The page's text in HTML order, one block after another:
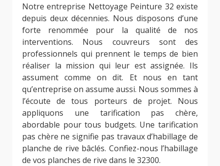
Notre entreprise Nettoyage Peinture 32 existe
depuis deux décennies. Nous disposons d’une
forte renommée pour la qualité de nos
interventions. Nous couvreurs sont des
professionnels qui prennent le temps de bien
réaliser la mission qui leur est assignée. Ils
assument comme on dit. Et nous en tant
qu’entreprise on assume aussi. Nous sommes à
l’écoute de tous porteurs de projet. Nous
appliquons une tarification pas chère,
abordable pour tous budgets. Une tarification
pas chère ne signifie pas travaux d’habillage de
planche de rive bâclés. Confiez-nous l’habillage
de vos planches de rive dans le 32300.